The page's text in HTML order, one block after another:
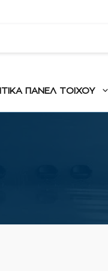
ΠΑΝΕΛ ΤΟΙΧΟΥ